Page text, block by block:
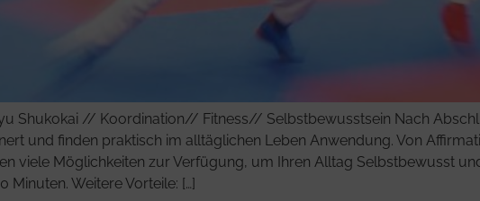
Shukokai // Koordination// Fitness// Selbstbewusstsein Nach
und finden praktisch im alltäglichen Leben Anwendung. Von
viele Möglichkeiten zur Verfügung, um Ihren Alltag Selbstbewusst
Minuten. Weitere Vorteile: […]